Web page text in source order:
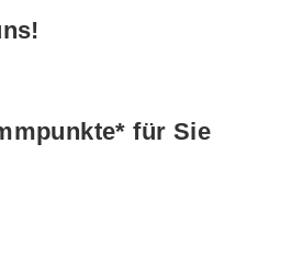
für Sie